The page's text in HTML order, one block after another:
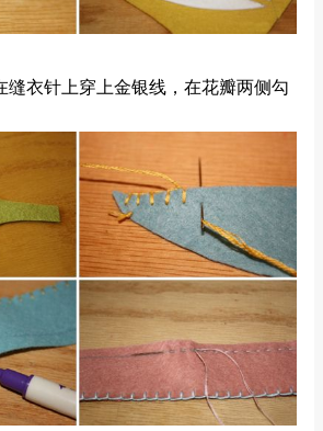
缝衣针上穿上金银线，在花瓣两侧勾